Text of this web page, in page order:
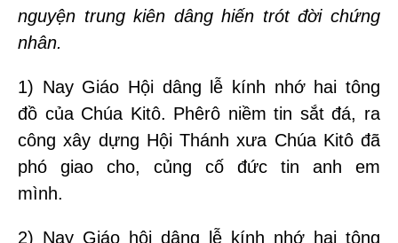
nguyện trung kiên dâng hiến trót đời chứng
nhân.
1) Nay Giáo Hội dâng lễ kính nhớ hai tông
đồ của Chúa Kitô. Phêrô niềm tin sắt đá, ra
công xây dựng Hội Thánh xưa Chúa Kitô đã
phó giao cho, củng cố đức tin anh em
mình.
2) Nay Giáo hội dâng lễ kính nhớ hai tông